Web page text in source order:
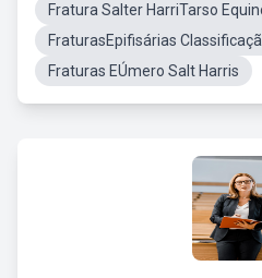
Fratura Salter HarriTarso
FraturasEpifisárias
Fraturas EÚmero Salt Harris